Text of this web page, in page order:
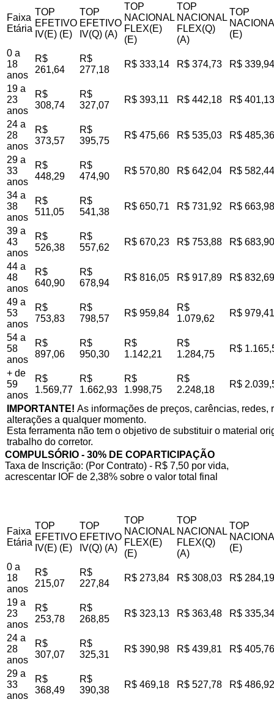
Faixa
Etária
TOP
EFETIVO
IV(E) (E)
TOP
EFETIVO
IV(Q) (A)
TOP
NACIONAL
FLEX(E)
(E)
TOP
NACIONAL
FLEX(Q)
(A)
TOP
(E)
0 a
18
anos
R$
261,64
R$
277,18
R$ 333,14 R$ 374,73 R$ 339,94
19 a
23
anos
R$
308,74
R$
327,07
R$ 393,11 R$ 442,18 R$ 401,13
24 a
28
anos
R$
373,57
R$
395,75
R$ 475,66 R$ 535,03 R$ 485,36
29 a
33
anos
R$
448,29
R$
474,90
R$ 570,80 R$ 642,04 R$ 582,44
34 a
38
anos
R$
511,05
R$
541,38
R$ 650,71 R$ 731,92 R$ 663,98
39 a
43
anos
R$
526,38
R$
557,62
R$ 670,23 R$ 753,88 R$ 683,90
44 a
48
anos
R$
640,90
R$
678,94
R$ 816,05 R$ 917,89 R$ 832,69
49 a
53
anos
R$
753,83
R$
798,57
R$ 959,84
R$
1.079,62
R$ 979,41
54 a
58
anos
R$
897,06
R$
950,30
R$
1.142,21
R$
1.284,75
R$
+ de
59
anos
R$
1.569,77
R$
1.662,93
R$
1.998,75
R$
2.248,18
R$
IMPORTANTE! As informações de preços, carências,
alterações a qualquer momento.
Esta ferramenta não tem o objetivo de substituir o material
trabalho do corretor.
COMPULSÓRIO - 30% DE COPARTICIPAÇÃO
Taxa de Inscrição: (Por Contrato) - R$ 7,50 por vida,
acrescentar IOF de 2,38% sobre o valor total final
Faixa
Etária
TOP
EFETIVO
IV(E) (E)
TOP
EFETIVO
IV(Q) (A)
TOP
NACIONAL
FLEX(E)
(E)
TOP
NACIONAL
FLEX(Q)
(A)
TOP
(E)
0 a
18
anos
R$
215,07
R$
227,84
R$ 273,84 R$ 308,03 R$ 284,19
19 a
23
anos
R$
253,78
R$
268,85
R$ 323,13 R$ 363,48 R$ 335,34
24 a
28
anos
R$
307,07
R$
325,31
R$ 390,98 R$ 439,81 R$ 405,76
29 a
33
anos
R$
368,49
R$
390,38
R$ 469,18 R$ 527,78 R$ 486,92